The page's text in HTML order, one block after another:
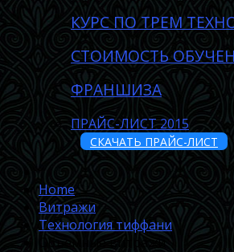
КУРС ПО ТРЕМ
СТОИМОСТЬ
ФРАНШИЗА
ПРАЙС-ЛИСТ 2015
СКАЧАТЬ ПРАЙС-ЛИСТ
Home
Витражи
Технология тиффани
Объемные витражи